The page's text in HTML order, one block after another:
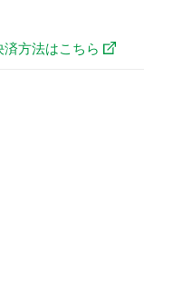
方法はこちら